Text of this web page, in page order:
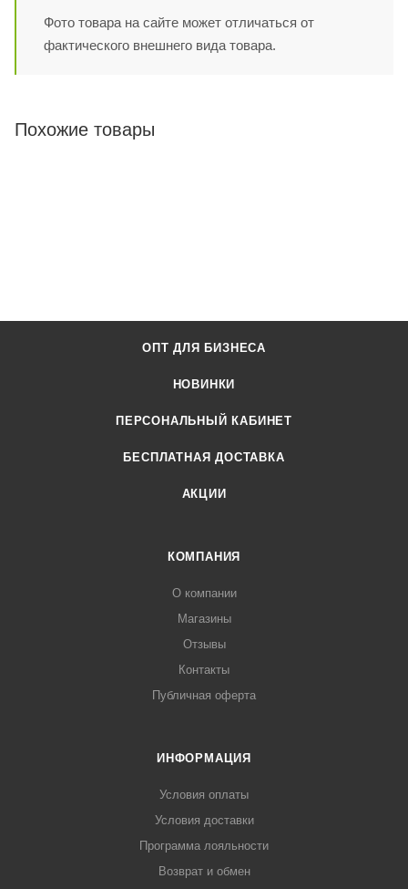
Фото товара на сайте может отличаться от
фактического внешнего вида товара.
Похожие товары
ОПТ ДЛЯ БИЗНЕСА
НОВИНКИ
ПЕРСОНАЛЬНЫЙ КАБИНЕТ
БЕСПЛАТНАЯ ДОСТАВКА
АКЦИИ
КОМПАНИЯ
О компании
Магазины
Отзывы
Контакты
Публичная оферта
ИНФОРМАЦИЯ
Условия оплаты
Условия доставки
Программа лояльности
Возврат и обмен